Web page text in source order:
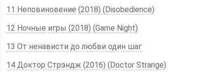
11 Неповиновение (2018) (Disobedience)
12 Ночные игры (2018) (Game Night)
13 От ненависти до любви один шаг
14 Доктор Стрэндж (2016) (Doctor Strange)